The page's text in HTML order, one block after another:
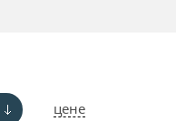
цене